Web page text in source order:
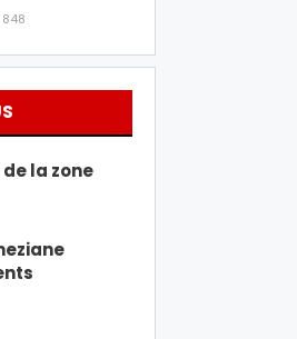
848
la zone